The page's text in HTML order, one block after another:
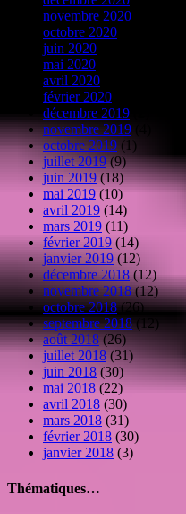
novembre 2020
octobre 2020
juin 2020
mai 2020
avril 2020
février 2020
décembre 2019
novembre 2019
octobre 2019 (1)
juillet 2019(9)
juin 2019(18)
mai 2019 (10)
avril 2019 (14)
mars 2019 (11)
février 2019 (14)
janvier 2019 (12)
décembre 2018(12)
novembre 2018(12)
octobre 2018(26)
septembre 2018 (12)
août 2018(26)
juillet 2018 (31)
juin 2018 (30)
mai 2018 (22)
avril 2018 (30)
mars 2018 (31)
février 2018 (30)
janvier 2018 (3)
Thématiques…